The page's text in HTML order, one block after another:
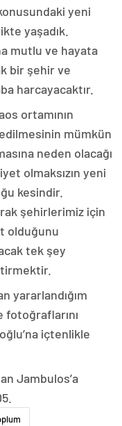
yeni
yaşadık.
mutlu ve hayata
bir şehir ve
harcayacaktır.
ortamının
mümkün
neden olacağı
olmaksızın yeni
kesindir.
şehirlerimiz için
olduğunu
tek şey
yararlandığım
fotoğraflarını
içtenlikle
Jambulos’a